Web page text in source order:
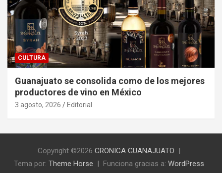
CULTURA
Guanajuato se consolida como de los mejores
productores de vino en México
3 agosto, 2026 Editorial
Copyright ©2026 CRONICA GUANAJUATO
Tema por: Theme Horse Funciona gracias a: WordPress